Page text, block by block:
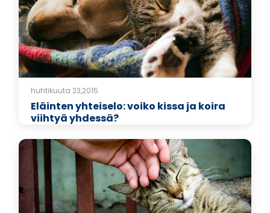
huhtikuuta 23,2015
Eläinten yhteiselo: voiko kissa ja koira
viihtyä yhdessä?